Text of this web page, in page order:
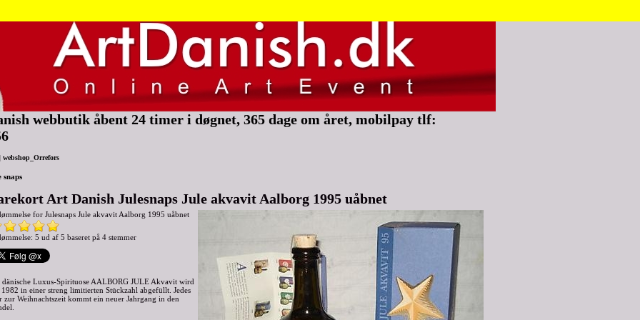
webbutik åbent 24 timer i døgnet, 365 dage om året, mobilpay tlf:
webshop_Orrefors
snaps
Art Danish Julesnaps Jule akvavit Aalborg 1995 uåbnet
for Julesnaps Jule akvavit Aalborg 1995 uåbnet
5 ud af 5 baseret på 4 stemmer
dänische Luxus-Spirituose AALBORG JULE Akvavit wird
1982 in einer streng limitierten Stückzahl abgefüllt. Jedes
zur Weihnachtszeit kommt ein neuer Jahrgang in den